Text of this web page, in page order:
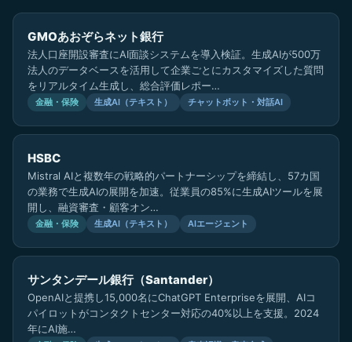
GMOあおぞらネット銀行
法人口座開設審査にAI面談システムを導入検証。生成AIが500万
法人のデータベースを活用して企業ごとにカスタマイズした質問
をリアルタイム生成し、総合評価レポー…
金融・保険 生成AI（テキスト） チャットボット・対話AI
HSBC
Mistral AIと複数年の戦略的パートナーシップを締結し、57カ国
の業務で生成AIの展開を加速。従業員の85%に生成AIツールを展
開し、融資審査・顧客オン…
金融・保険 生成AI（テキスト） AIエージェント
サンタンデール銀行（Santander）
OpenAIと提携し15,000名にChatGPT Enterpriseを展開、AIコ
パイロットがコンタクトセンター対応の40%以上を支援。2024
年にAI施…